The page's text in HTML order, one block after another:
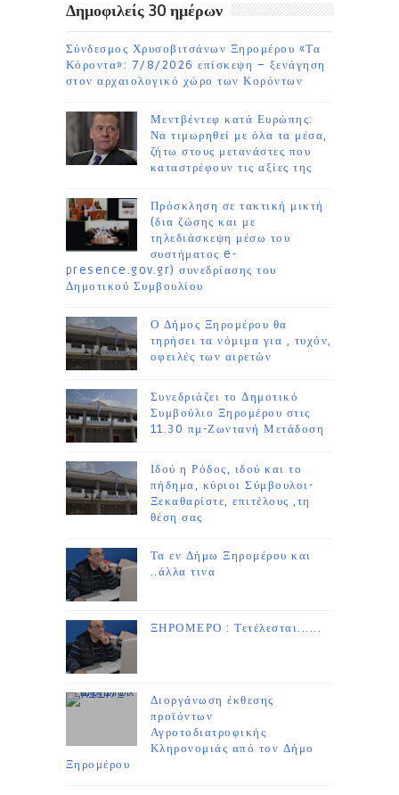
Δημοφιλείς 30 ημέρων
Σύνδεσμος Χρυσοβιτσάνων Ξηρομέρου «Τα
Κόροντα»: 7/8/2026 επίσκεψη – ξενάγηση
στον αρχαιολογικό χώρο των Κορόντων
Μεντβέντεφ κατά Ευρώπης:
Να τιμωρηθεί με όλα τα μέσα,
ζήτω στους μετανάστες που
καταστρέφουν τις αξίες της
Πρόσκληση σε τακτική μικτή
(δια ζώσης και με
τηλεδιάσκεψη μέσω του
συστήματος e-
presence.gov.gr) συνεδρίασης του
Δημοτικού Συμβουλίου
Ο Δήμος Ξηρομέρου θα
τηρήσει τα νόμιμα για , τυχόν,
οφειλές των αιρετών
Συνεδριάζει το Δημοτικό
Συμβούλιο Ξηρομέρου στις
11.30 πμ-Ζωντανή Μετάδοση
Ιδού η Ρόδος, ιδού και το
πήδημα, κύριοι Σύμβουλοι-
Ξεκαθαρίστε, επιτέλους ,τη
θέση σας
Τα εν Δήμω Ξηρομέρου και
..άλλα τινα
ΞΗΡΟΜΕΡΟ : Τετέλεσται......
Διοργάνωση έκθεσης
προϊόντων
Αγροτοδιατροφικής
Κληρονομιάς από τον Δήμο
Ξηρομέρου